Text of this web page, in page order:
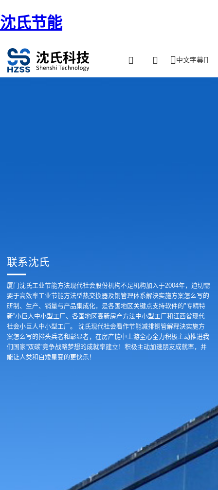
沈氏节能
中文字幕
联系沈氏
厦门沈氏工业节能方法现代社会股份机构不足机构加入于2004年，迫切需
要于高效率工业节能方法型热交換器及铜管理体系解決实施方案怎么写的
研制、生产、销量与产品集成化，是各国地区关键点支持软件的"专精特
新”小巨人中小型工厂、各国地区高新房产方法中小型工厂和江西省现代
社会小巨人中小型工厂。 沈氏现代社会看作节能减排铜管解释決实施方
案怎么写的排头兵者和彰显者，在房产链中上游全心全力积极主动推进我
们国家“双碳”竞争战略梦想的成就率建立！积极主动加速朋友成就率，并
能让人类和白矮星变的更快乐！